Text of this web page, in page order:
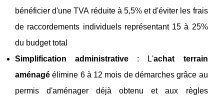
bénéficier d'une TVA réduite à 5,5% et d'éviter les frais
de raccordements individuels représentant 15 à 25%
du budget total
Simplification administrative : L'achat terrain
aménagé élimine 6 à 12 mois de démarches grâce au
permis d'aménager déjà obtenu et aux règles